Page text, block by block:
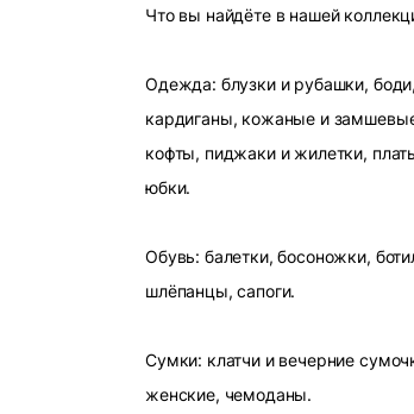
Что вы найдёте в нашей
Одежда: блузки и рубашки,
кардиганы, кожаные и
кофты, пиджаки и жилетки,
юбки.
Обувь: балетки, босоножки,
шлёпанцы, сапоги.
Сумки: клатчи и вечерние
женские, чемоданы.